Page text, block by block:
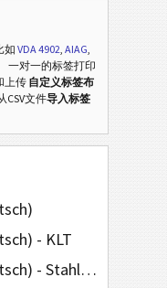
如 VDA 4902, AIAG,
一对一的标签打印
上传自定义标签布
CSV文件导入标签
- KLT
VDA 4902 V4 (Deutsch) - Stahl-Lieferungen